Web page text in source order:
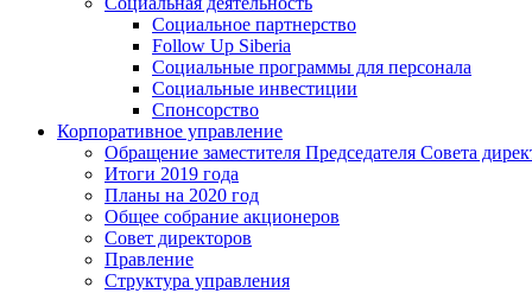
Социальное партнерство
Follow Up Siberia
Социальные программы для персонала
Социальные инвестиции
Спонсорство
Корпоративное управление
Обращение заместителя Председателя Совета
Итоги 2019 года
Планы на 2020 год
Общее собрание акционеров
Совет директоров
Правление
Структура управления